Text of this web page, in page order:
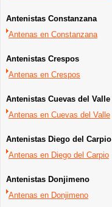
Antenistas Constanzana
Antenas en Constanzana
Antenistas Crespos
Antenas en Crespos
Antenistas Cuevas del Valle
Antenas en Cuevas del Valle
Antenistas Diego del Carpio
Antenas en Diego del Carpio
Antenistas Donjimeno
Antenas en Donjimeno